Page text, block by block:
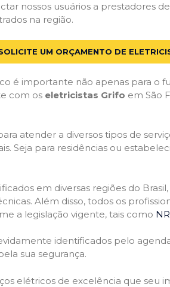
nossos usuários a prestadores
na região.
UM ORÇAMENTO DE
é importante não apenas para o
com os eletricistas Grifo em São
atender a diversos tipos de
Seja para residências ou
em diversas regiões do
Além disso, todos os
a legislação vigente, tais como
identificados pelo
sua segurança.
elétricos de excelência que